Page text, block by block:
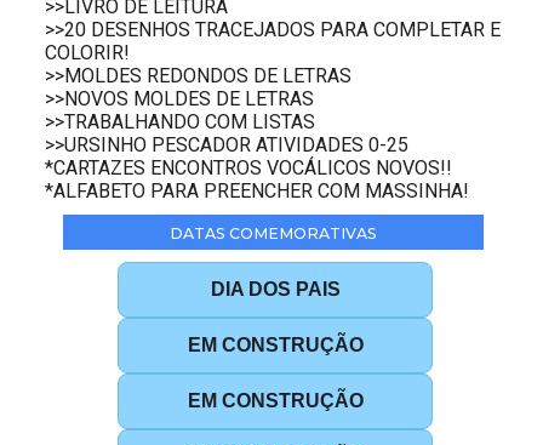
>>LIVRO DE LEITURA
>>20 DESENHOS TRACEJADOS PARA COMPLETAR E
COLORIR!
>>MOLDES REDONDOS DE LETRAS
>>NOVOS MOLDES DE LETRAS
>>TRABALHANDO COM LISTAS
>>URSINHO PESCADOR ATIVIDADES 0-25
*CARTAZES ENCONTROS VOCÁLICOS NOVOS!!
*ALFABETO PARA PREENCHER COM MASSINHA!
DATAS COMEMORATIVAS
DIA DOS PAIS
EM CONSTRUÇÃO
EM CONSTRUÇÃO